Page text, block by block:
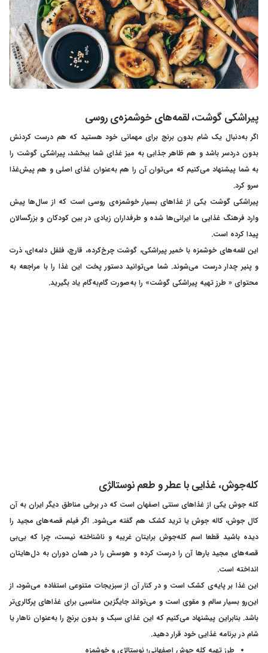
پیراشکی گوشت، لقمه‌های خوشمزه‌ی روسی
اگر به‌دنبال یک شام بدون برنج برای مهمانی خود هستید که هم درست کردنش
بدون دردسر باشد و هم ظاهر جذابی به میز غذای شما ببخشد، پیراشکی گوشت را
به شما پیشنهاد می‌کنیم که می‌توان آن را هم به‌عنوان غذای اصلی و هم پیش‌غذا
سرو کرد.
پیراشکی گوشت یکی از غذاهای بسیار خوشمزه‌ی روسی است که از سال‌ها پیش
وارد فرهنگ غذایی ما ایرانی‌ها شده و طرفداران زیادی در بین کودکان و بزرگسالان
پیدا کرده است.
این لقمه‌های خوشمزه با خمیر پیراشکی، گوشت چرخ‌کرده، قارچ، فلفل دلمه‌ای، ذرت
و پنیر چدار درست می‌شوند. شما می‌توانید دستور پخت این غذا را با مراجعه به
محتوای « طرز تهیه پیراشکی گوشت» را به‌صورت گام‌به‌گام یاد بگیرید.
کله‌جوش، غذایی با عطر و طعم نوستالژی
کله جوش یکی از غذاهای سنتی اصفهان است که در برخی مناطق دیگر ایران به آن
کال جوش، کاله جوش یا ترید کشک هم گفته می‌شود. اگر فیلم قصه‌های مجید را
دیده باشید قطعا اسم کله‌جوش برایتان غریبه و ناشناخته نیست، چرا که بی‌بی
قصه‌های مجید بارها آن را درست کرده و هوسش را در همان دوران به دل‌‌هایتان
انداخته است.
این غذا بر پایه‌ی کشک است و در کنار آن از سبزیجات متنوعی استفاده می‌شود، از
این‌رو بسیار سالم و مقوی است و می‌تواند جایگزین مناسبی برای غذاهای پرکالری‌تر
باشد. بنابراین پیشنهاد می‌کنیم که این غذای سبک و بدون برنج را به‌عنوان ناهار یا
شام در برنامه غذایی خود قرار دهید.
طرز تهیه کله جوش اصفهانی؛ نوستالژی و خوشمزه